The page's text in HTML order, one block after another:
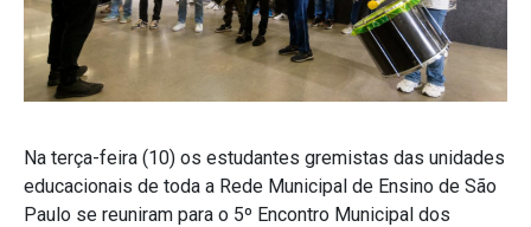
Na terça-feira (10) os estudantes gremistas das unidades
educacionais de toda a Rede Municipal de Ensino de São
Paulo se reuniram para o 5º Encontro Municipal dos